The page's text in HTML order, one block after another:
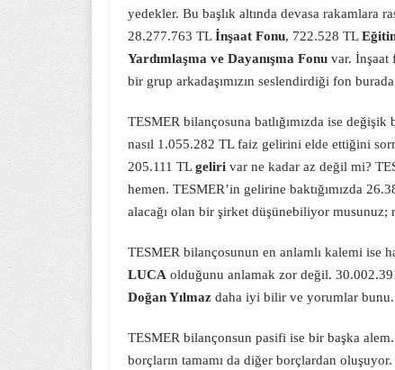
yedekler. Bu başlık altında devasa rakamlara
28.277.763 TLİnşaat Fonu, 722.528 TL
Yardımlaşma ve Dayanışma Fonu var. İnşaat
bir grup arkadaşımızın seslendirdiği fon
TESMER bilançosuna batlığımızda ise
nasıl 1.055.282 TL faiz gelirini elde ettiğini
205.111 TLgeliri var ne kadar az değil mi?
hemen. TESMER’in gelirine baktığımızda
alacağı olan bir şirket düşünebiliyor musunuz;
TESMER bilançosunun en anlamlı kalemi ise
LUCA olduğunu anlamak zor değil.
Doğan Yılmaz daha iyi bilir ve yorumlar bunu.
TESMER bilançonsun pasifi ise bir başka
borçların tamamı da diğer borçlardan